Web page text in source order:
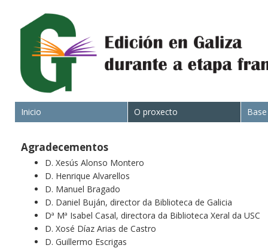
Inicio O proxecto
Agradecementos
D. Xesús Alonso Montero
D. Henrique Alvarellos
D. Manuel Bragado
D. Daniel Buján, director da Biblioteca de Galicia
Dª Mª Isabel Casal, directora da Biblioteca Xeral da USC
D. Xosé Díaz Arias de Castro
D. Guillermo Escrigas